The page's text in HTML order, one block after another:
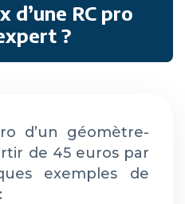
d’une RC pro
?
d’un géomètre-
de 45 euros par
exemples de